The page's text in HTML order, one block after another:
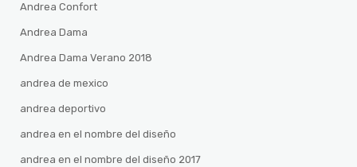
Andrea Confort
Andrea Dama
Andrea Dama Verano 2018
andrea de mexico
andrea deportivo
andrea en el nombre del diseño
andrea en el nombre del diseño 2017